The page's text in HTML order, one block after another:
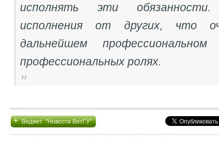
исполнять эти
исполнения от других, что
дальнейшем
профессиональных ролях.
+Виджет "Новости ВятГУ"